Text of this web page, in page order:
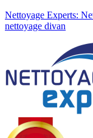
Nettoyage Experts:
nettoyage divan